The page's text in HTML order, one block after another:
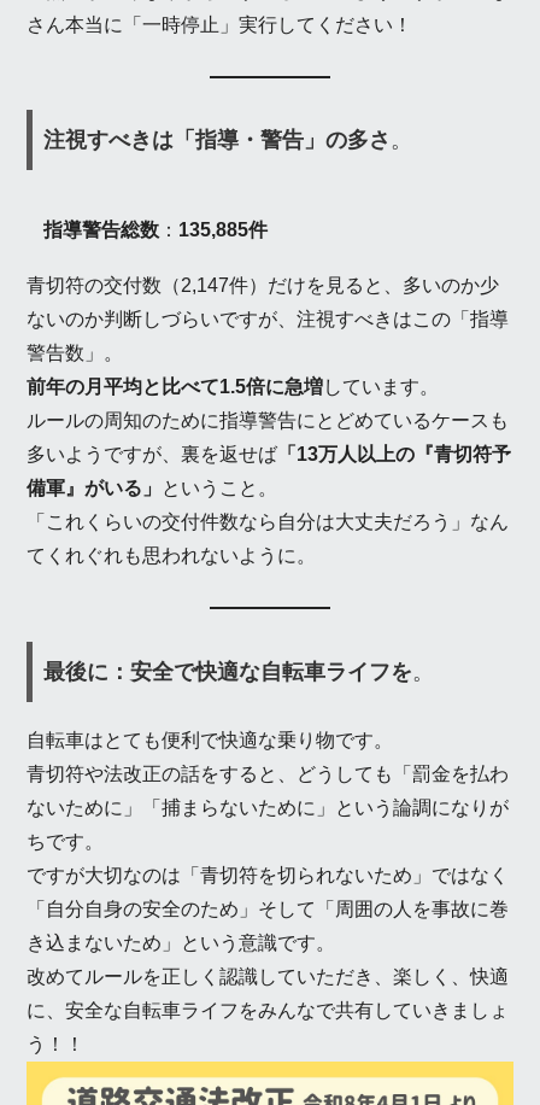
さん本当に「一時停止」実行してください！
注視すべきは「指導・警告」の多さ 。
指導警告総数： 135,885件
青切符の交付数（2,147件）だけを見ると、多いのか少
ないのか判断しづらいですが、注視すべきはこの「指導
警告数」。
前年の月平均と比べて1.5倍に急増しています。
ルールの周知のために指導警告にとどめているケースも
多いようですが、裏を返せば 「13万人以上の『青切符予
備軍』がいる」 ということ。
「これくらいの交付件数なら自分は大丈夫だろう」なん
てくれぐれも思われないように。
最後に：安全で快適な自転車ライフを。
自転車はとても便利で快適な乗り物です。
青切符や法改正の話をすると、どうしても「罰金を払わ
ないために」「捕まらないために」という論調になりが
ちです。
ですが大切なのは「青切符を切られないため」ではなく
「自分自身の安全のため」そして「周囲の人を事故に巻
き込まないため」という意識です。
改めてルールを正しく認識していただき、楽しく、快適
に、安全な自転車ライフをみんなで共有していきましょ
う！！